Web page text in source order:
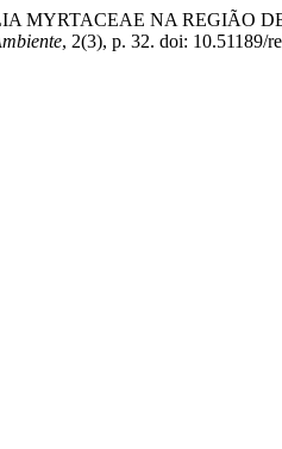
MYRTACEAE NA REGIÃO
, 2(3), p. 32. doi: 10.51189/